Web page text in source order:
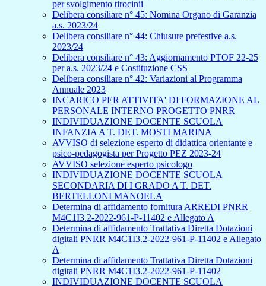
per svolgimento tirocinii
Delibera consiliare n° 45: Nomina Organo di Garanzia
a.s. 2023/24
Delibera consiliare n° 44: Chiusure prefestive a.s.
2023/24
Delibera consiliare n° 43: Aggiornamento PTOF 22-25
per a.s. 2023/24 e Costituzione CSS
Delibera consiliare n° 42: Variazioni al Programma
Annuale 2023
INCARICO PER ATTIVITA' DI FORMAZIONE AL
PERSONALE INTERNO PROGETTO PNRR
INDIVIDUAZIONE DOCENTE SCUOLA
INFANZIA A T. DET. MOSTI MARINA
AVVISO di selezione esperto di didattica orientante e
psico-pedagogista per Progetto PEZ 2023-24
AVVISO selezione esperto psicologo
INDIVIDUAZIONE DOCENTE SCUOLA
SECONDARIA DI I GRADO A T. DET.
BERTELLONI MANOELA
Determina di affidamento fornitura ARREDI PNRR
M4C1I3.2-2022-961-P-11402 e Allegato A
Determina di affidamento Trattativa Diretta Dotazioni
digitali PNRR M4C1I3.2-2022-961-P-11402 e Allegato
A
Determina di affidamento Trattativa Diretta Dotazioni
digitali PNRR M4C1I3.2-2022-961-P-11402
INDIVIDUAZIONE DOCENTE SCUOLA